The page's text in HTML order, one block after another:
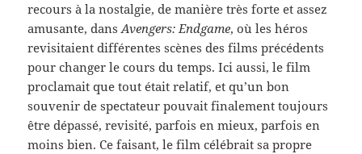
recours à la nostalgie, de manière très forte et assez
amusante, dansAvengers: Endgame, où les héros
revisitaient différentes scènes des films précédents
pour changer le cours du temps. Ici aussi, le film
proclamait que tout était relatif, et qu’un bon
souvenir de spectateur pouvait finalement toujours
être dépassé, revisité, parfois en mieux, parfois en
moins bien. Ce faisant, le film célébrait sa propre